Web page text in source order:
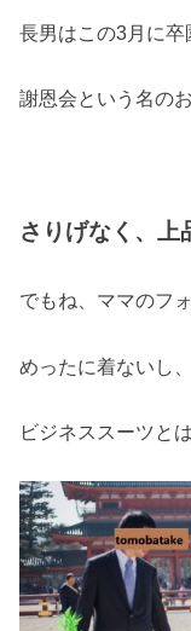
長男はこの3月に卒
謝恩会という名の
さりげなく、上
でもね、ママのフ
めったに着ないし、
ビジネススーツと